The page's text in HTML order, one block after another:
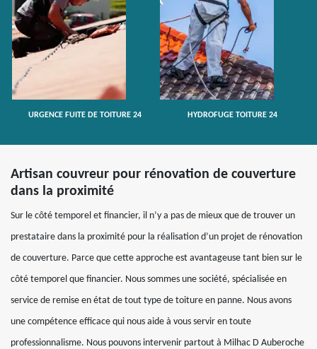
URGENCE FUITE DE TOITURE 24 HYDROFUGE TOITURE 24
Artisan couvreur pour rénovation de couverture
dans la proximité
Sur le côté temporel et financier, il n’y a pas de mieux que de trouver un
prestataire dans la proximité pour la réalisation d’un projet de rénovation
de couverture. Parce que cette approche est avantageuse tant bien sur le
côté temporel que financier. Nous sommes une société, spécialisée en
service de remise en état de tout type de toiture en panne. Nous avons
une compétence efficace qui nous aide à vous servir en toute
professionnalisme. Nous pouvons intervenir partout à Milhac D Auberoche